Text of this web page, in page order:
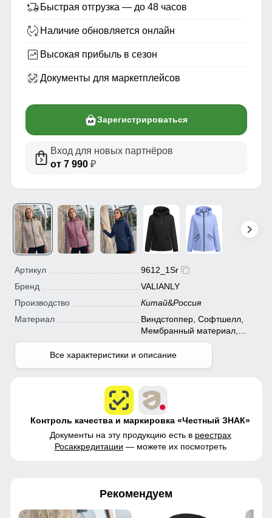
Быстрая отгрузка — до 48 часов
Наличие обновляется онлайн
Высокая прибыль в сезон
Документы для маркетплейсов
Зарегистрироваться
Вход для новых партнёров
от 7 990₽
Артикул
9612_1Sr
Бренд
VALIANLY
Производство
Китай&Россия
Материал
Виндстоппер, Софтшелл,
Мембранный материал,
Полиэстер
Все характеристики и описание
Контроль качества и маркировка «Честный ЗНАК»
Документы на эту продукцию есть в реестрах
Росаккредитации — можете их посмотреть
Рекомендуем